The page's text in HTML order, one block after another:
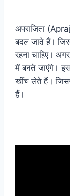
अपराजिता
बदल जाते हैं।
रहना चाहिए।
में बनते जाएंगे।
खींच लेते हैं।
हैं।